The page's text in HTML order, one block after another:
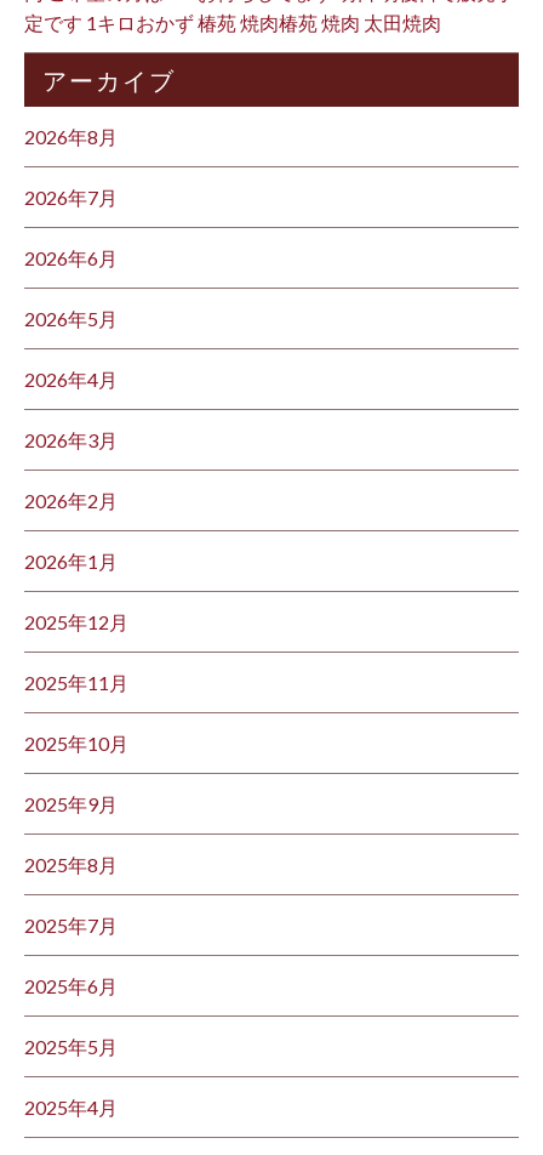
定です 1キロおかず 椿苑 焼肉椿苑 焼肉 太田焼肉
アーカイブ
2026年8月
2026年7月
2026年6月
2026年5月
2026年4月
2026年3月
2026年2月
2026年1月
2025年12月
2025年11月
2025年10月
2025年9月
2025年8月
2025年7月
2025年6月
2025年5月
2025年4月